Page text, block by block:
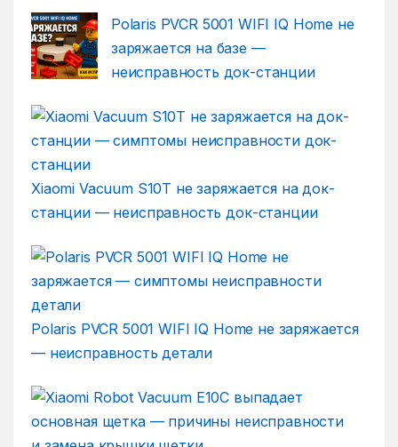
Polaris PVCR 5001 WIFI IQ Home не
заряжается на базе —
неисправность док-станции
Xiaomi Vacuum S10T не заряжается на док-
станции — неисправность док-станции
Polaris PVCR 5001 WIFI IQ Home не заряжается
— неисправность детали